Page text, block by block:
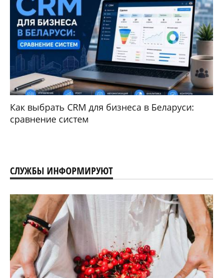
Как выбрать CRM для бизнеса в Беларуси:
сравнение систем
СЛУЖБЫ ИНФОРМИРУЮТ